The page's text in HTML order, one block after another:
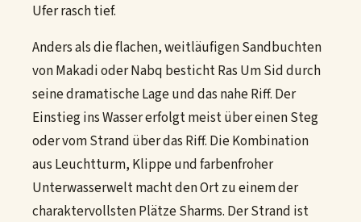
Ufer rasch tief.
Anders als die flachen, weitläufigen Sandbuchten
von Makadi oder Nabq besticht Ras Um Sid durch
seine dramatische Lage und das nahe Riff. Der
Einstieg ins Wasser erfolgt meist über einen Steg
oder vom Strand über das Riff. Die Kombination
aus Leuchtturm, Klippe und farbenfroher
Unterwasserwelt macht den Ort zu einem der
charaktervollsten Plätze Sharms. Der Strand ist